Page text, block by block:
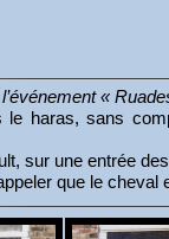
«
haras, sans
sur une entrée
que le